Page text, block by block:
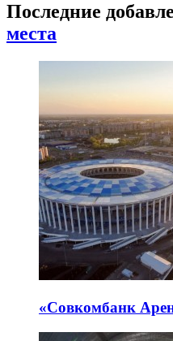
Последние
места
«Совкомбанк